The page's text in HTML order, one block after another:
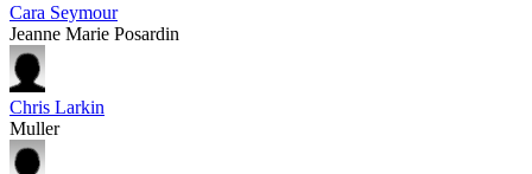
Cara Seymour
Jeanne Marie Posardin
Chris Larkin
Muller